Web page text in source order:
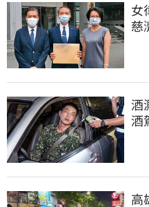
女
慈
酒
酒
高